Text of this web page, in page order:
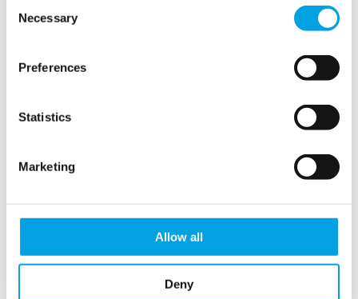
Selection
Necessary
Preferences
Statistics
Marketing
Allow all
Deny
Arbeitshandschuhe
Bodenmarkierung